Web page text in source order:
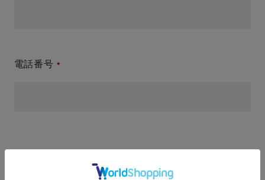
電話番号